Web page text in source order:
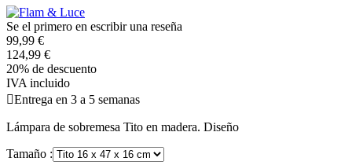
Se el primero en escribir una reseña
99,99 €
124,99 €
20% de descuento
IVA incluido
Entrega en 3 a 5 semanas
Lámpara de sobremesa Tito en madera. Diseño
Tamaño :